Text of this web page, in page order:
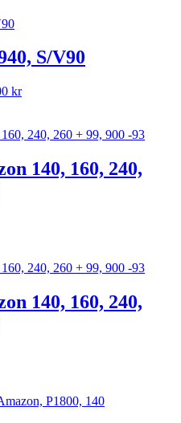
S/V90
kr
140, 160, 240,
140, 160, 240,